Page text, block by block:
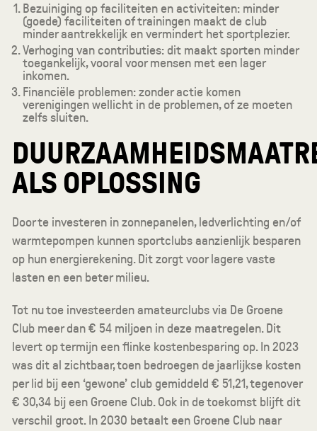
Bezuiniging op faciliteiten en activiteiten: minder
(goede) faciliteiten of trainingen maakt de club
minder aantrekkelijk en vermindert het sportplezier.
Verhoging van contributies: dit maakt sporten minder
toegankelijk, vooral voor mensen met een lager
inkomen.
Financiële problemen: zonder actie komen
verenigingen wellicht in de problemen, of ze moeten
zelfs sluiten.
ALS OPLOSSING
Door te investeren in zonnepanelen, ledverlichting en/of
warmtepompen kunnen sportclubs aanzienlijk besparen
op hun energierekening. Dit zorgt voor lagere vaste
lasten en een beter milieu.
Tot nu toe investeerden amateurclubs via De Groene
Club meer dan € 54 miljoen in deze maatregelen. Dit
levert op termijn een flinke kostenbesparing op. In 2023
was dit al zichtbaar, toen bedroegen de jaarlijkse kosten
per lid bij een ‘gewone’ club gemiddeld € 51,21, tegenover
€ 30,34 bij een Groene Club. Ook in de toekomst blijft dit
verschil groot. In 2030 betaalt een Groene Club naar